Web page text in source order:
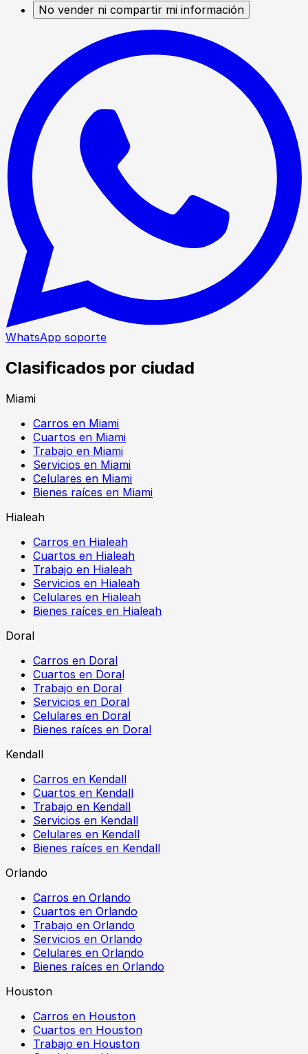
No vender ni compartir mi información
WhatsApp soporte
Clasificados por ciudad
Miami
Carros en Miami
Cuartos en Miami
Trabajo en Miami
Servicios en Miami
Celulares en Miami
Bienes raíces en Miami
Hialeah
Carros en Hialeah
Cuartos en Hialeah
Trabajo en Hialeah
Servicios en Hialeah
Celulares en Hialeah
Bienes raíces en Hialeah
Doral
Carros en Doral
Cuartos en Doral
Trabajo en Doral
Servicios en Doral
Celulares en Doral
Bienes raíces en Doral
Kendall
Carros en Kendall
Cuartos en Kendall
Trabajo en Kendall
Servicios en Kendall
Celulares en Kendall
Bienes raíces en Kendall
Orlando
Carros en Orlando
Cuartos en Orlando
Trabajo en Orlando
Servicios en Orlando
Celulares en Orlando
Bienes raíces en Orlando
Houston
Carros en Houston
Cuartos en Houston
Trabajo en Houston